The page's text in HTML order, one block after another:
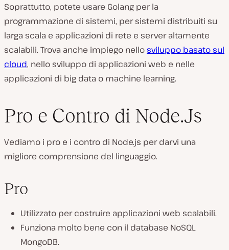
Soprattutto, potete usare Golang per la
programmazione di sistemi, per sistemi distribuiti su
larga scala e applicazioni di rete e server altamente
scalabili. Trova anche impiego nellosviluppo basato sul
cloud, nello sviluppo di applicazioni web e nelle
applicazioni di big data o machine learning.
Pro e Contro di Node.Js
Vediamo i pro e i contro di Node.js per darvi una
migliore comprensione del linguaggio.
Pro
Utilizzato per costruire applicazioni web scalabili.
Funziona molto bene con il database NoSQL
MongoDB.